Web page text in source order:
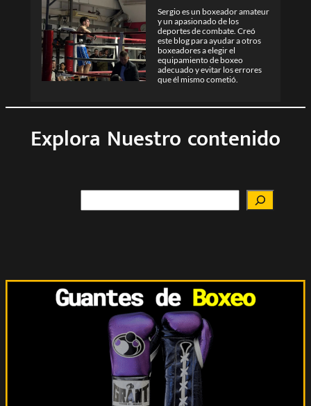
Sergio es un boxeador amateur
y un apasionado de los
deportes de combate. Creó
este blog para ayudar a otros
boxeadores a elegir el
equipamiento de boxeo
adecuado y evitar los errores
que él mismo cometió.
Explora Nuestro contenido